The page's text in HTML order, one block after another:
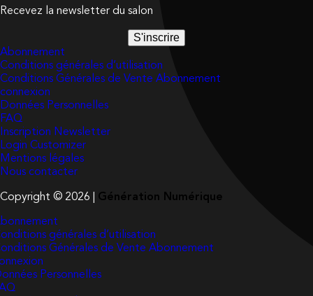
Recevez la newsletter du salon
S'inscrire
Abonnement
Conditions générales d’utilisation
Conditions Générales de Vente Abonnement
connexion
Données Personnelles
FAQ
Inscription Newsletter
Login Customizer
Mentions légales
Nous contacter
Copyright © 2026 | Génération Numérique
générales d’utilisation
Générales de Vente Abonnement
Personnelles